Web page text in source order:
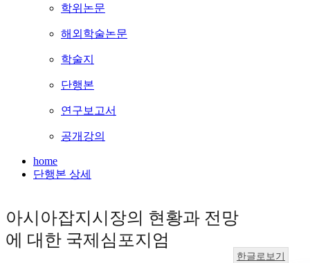
학위논문
해외학술논문
학술지
단행본
연구보고서
공개강의
home
단행본 상세
아시아잡지시장의 현황과 전망
에 대한 국제심포지엄
한글로보기